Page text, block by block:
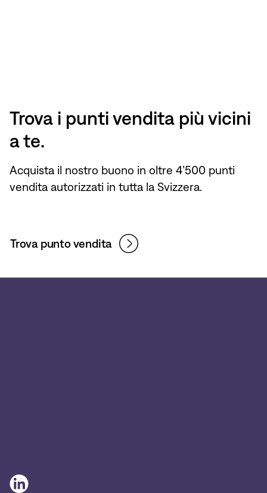
Trova i punti vendita più vicini
a te.
Acquista il nostro buono in oltre 4’500 punti
vendita autorizzati in tutta la Svizzera.
Trova punto vendita